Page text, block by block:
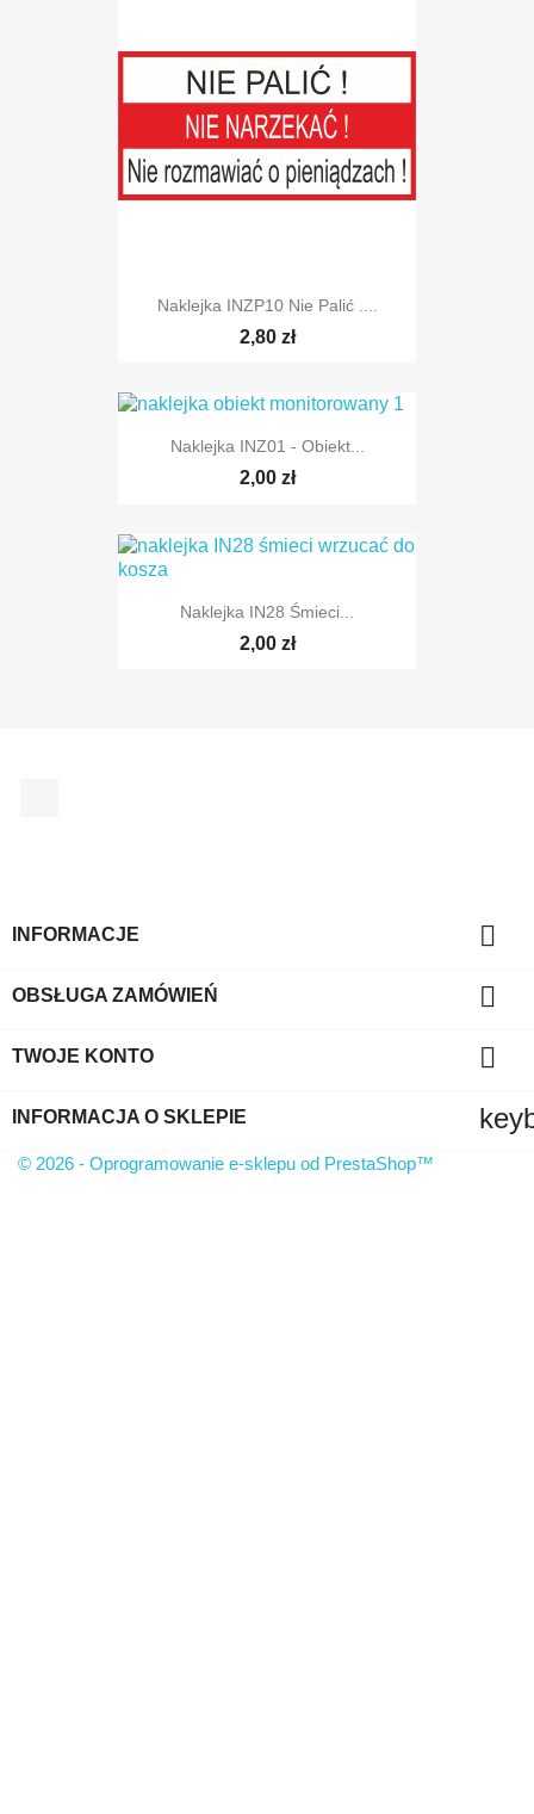
Naklejka INZP10 Nie Palić ....
2,80 zł
Naklejka INZ01 - Obiekt...
2,00 zł
Naklejka IN28 Śmieci...
2,00 zł
INFORMACJE 
OBSŁUGA ZAMÓWIEŃ 
TWOJE KONTO 
INFORMACJA O SKLEPIE
© 2026 - Oprogramowanie e-sklepu od PrestaShop™